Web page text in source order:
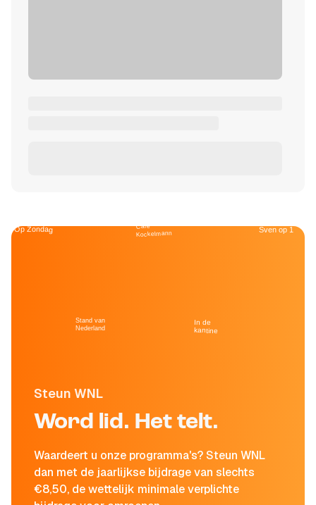
Steun WNL
Word lid. Het telt.
Waardeert u onze programma's? Steun WNL
dan met de jaarlijkse bijdrage van slechts
€8,50, de wettelijk minimale verplichte
Op Zondag
Stand van
Nederland
Café
Kockelmann
In de
kantine
Sven op 1